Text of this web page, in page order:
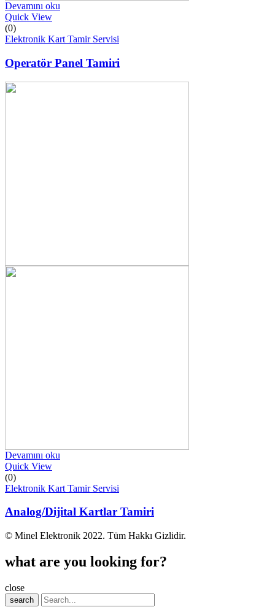
Devamını oku
Quick View
(0)
Elektronik Kart Tamir Servisi
Operatör Panel Tamiri
Devamını oku
Quick View
(0)
Elektronik Kart Tamir Servisi
Analog/Dijital Kartlar Tamiri
© Minel Elektronik 2022. Tüm Hakkı Gizlidir.
what are you looking for?
close
search